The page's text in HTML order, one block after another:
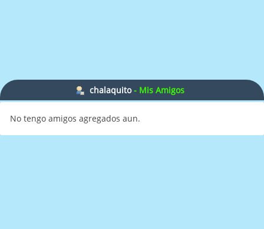
chalaquito- Mis Amigos
No tengo amigos agregados aun.